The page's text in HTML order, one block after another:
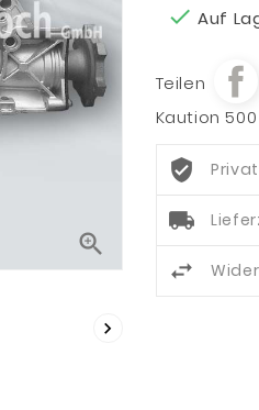


 Auf
Teilen
Kaution 500